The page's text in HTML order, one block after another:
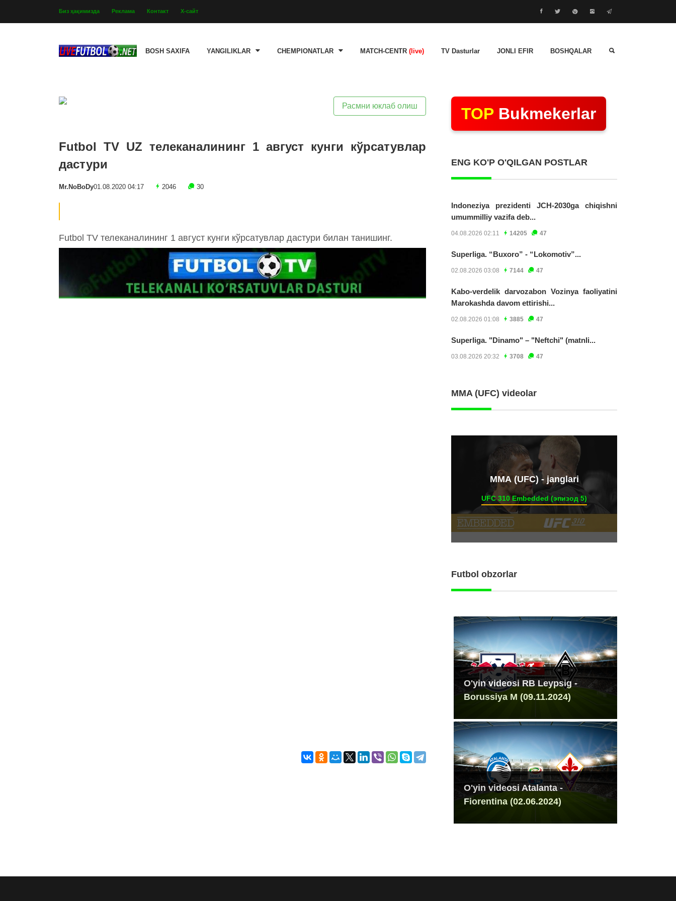
Биз ҳақимизда Реклама Контакт Х-сайт
BOSH SAXIFA YANGILIKLAR CHEMPIONATLAR MATCH-CENTR (live) TV Dasturlar JONLI EFIR BOSHQALAR
Расмни юклаб олиш
Futbol TV UZ телеканалининг 1 август кунги кўрсатувлар
дастури
Mr.NoBoDy01.08.2020 04:17 2046 30
Futbol TV телеканалининг 1 август кунги кўрсатувлар дастури билан танишинг.
TOP Bukmekerlar
ENG KO'P O'QILGAN POSTLAR
Indoneziya prezidenti JCH-2030ga chiqishni
umummilliy vazifa deb...
04.08.2026 02:11 14205 47
Superliga. “Buxoro” - “Lokomotiv”...
02.08.2026 03:08 7144 47
Kabo-verdelik darvozabon Vozinya faoliyatini
Marokashda davom ettirishi...
02.08.2026 01:08 3885 47
Superliga. "Dinamo" – "Neftchi" (matnli...
03.08.2026 20:32 3708 47
MMA (UFC) videolar
ММА (UFC) - janglari
UFC 310 Embedded (эпизод 5)
Futbol obzorlar
O'yin videosi RB Leypsig -
Borussiya M (09.11.2024)
O'yin videosi Atalanta -
Fiorentina (02.06.2024)